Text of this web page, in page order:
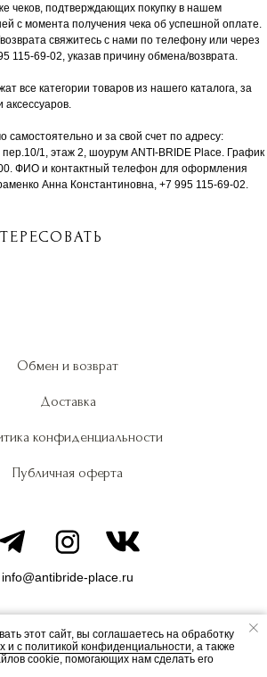
чеков, подтверждающих покупку в нашем
с момента получения чека об успешной оплате.
свяжитесь с нами по телефону или через
115-69-02, указав причину обмена/возврата.
все категории товаров из нашего каталога, за
самостоятельно и за свой счет по адресу:
1, этаж 2, шоурум ANTI-BRIDE Place. График
ФИО и контактный телефон для оформления
Анна Константиновна, +7 995 115-69-02.
Обмен и возврат
Доставка
конфиденциальности
Публичная оферта
Rights Reserved. Anti Bride
info@antibride-place.ru
этот сайт, вы соглашаетесь на обработку
и c политикой конфиденциальности, а также
cookie, помогающих нам сделать его